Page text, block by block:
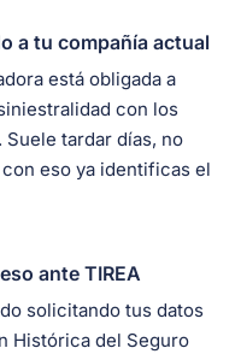
a tu compañía actual
está obligada a
con los
tardar días, no
eso ya identificas el
ante TIREA
solicitando tus datos
Histórica del Seguro